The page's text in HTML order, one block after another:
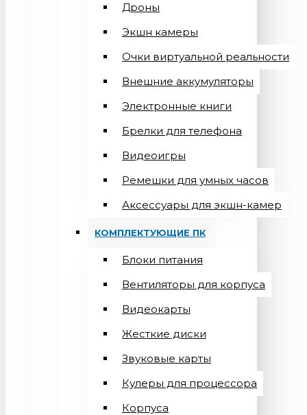
Дроны
Экшн камеры
Очки виртуальной реальности
Внешние аккумуляторы
Электронные книги
Брелки для телефона
Видеоигры
Ремешки для умных часов
Аксессуары для экшн-камер
КОМПЛЕКТУЮЩИЕ ПК
Блоки питания
Вентиляторы для корпуса
Видеокарты
Жесткие диски
Звуковые карты
Кулеры для процессора
Корпуса